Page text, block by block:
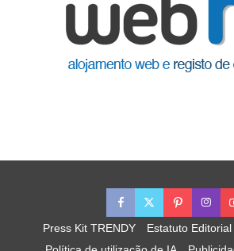
Press Kit TRENDY Estatuto Editorial